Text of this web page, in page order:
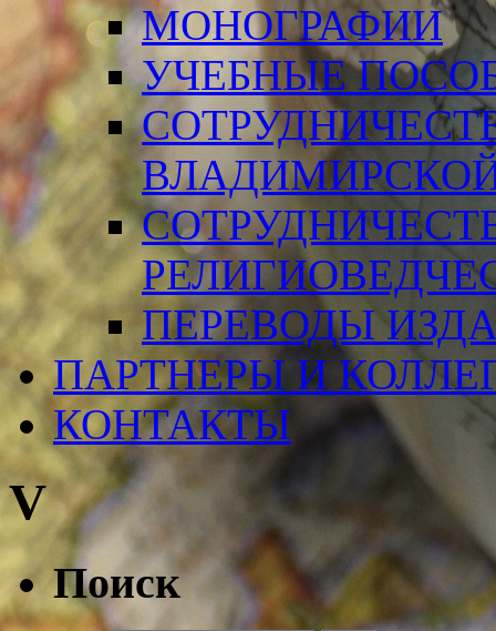
МОНОГРАФИИ
УЧЕБНЫЕ
ПЕРЕВОДЫ
ПАРТНЕРЫ И
КОНТАКТЫ
V
Поиск